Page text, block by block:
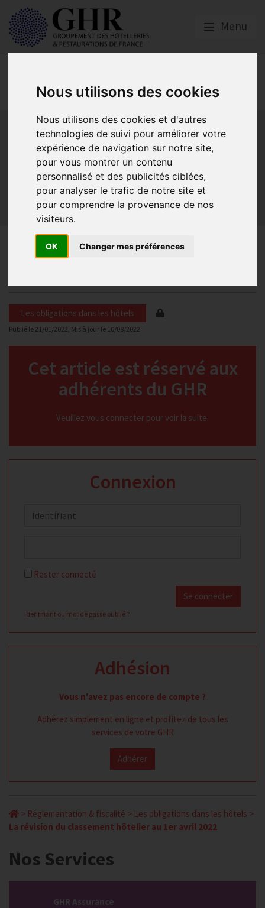
Nous utilisons des cookies
Nous utilisons des cookies et d'autres
technologies de suivi pour améliorer votre
expérience de navigation sur notre site,
pour vous montrer un contenu
personnalisé et des publicités ciblées,
pour analyser le trafic de notre site et
pour comprendre la provenance de nos
visiteurs.
OK Changer mes préférences
Menu
fiscalité
Bail commercial Hygiène La SACEM et la SPRE
Les formations obligatoires
Les obligations dans les débits de boissons et les
discothèques
Les obligations dans les hôtels
Les obligations dans les restaurants
Sécurité et Accessibilité
Tabac et vapotage
La révision du classement
Les obligations dans les hôtels
Publié le 21/01/2022 , Mis à jour le 10/08/2022
Cet article est réservé aux
adhérents du GHR
Veuillez vous connecter pour voir la suite.
Connexion
Rester connecté
Se connecter
Identifiant ou mot de passe oublié ?
Adhésion
Vous n'avez pas encore de compte ?
Adhérez simplement en ligne et profitez de tous les
services de votre GHR
Adhérer
> Réglementation & fiscalité > Les obligations dans les hôtels >
La révision du classement hôtelier au 1er avril 2022
Nos Services
GHR Assurance